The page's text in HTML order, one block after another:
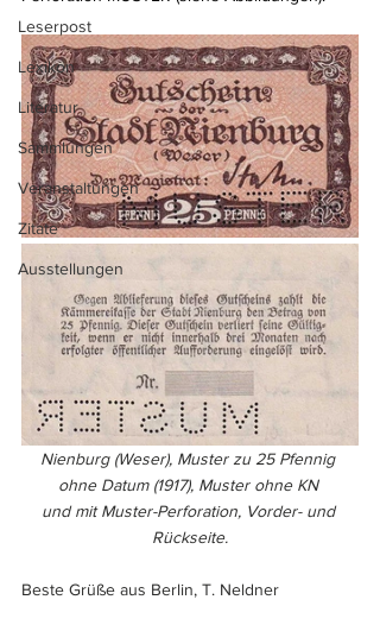
Leserpost
Lexikon
Literatur
Sammlungen
Veranstaltungen
Zitate
Ausstellungen
Nienburg (Weser), Muster zu 25 Pfennig
ohne Datum (1917), Muster ohne KN
und mit Muster-Perforation, Vorder- und
Rückseite.
Beste Grüße aus Berlin, T. Neldner